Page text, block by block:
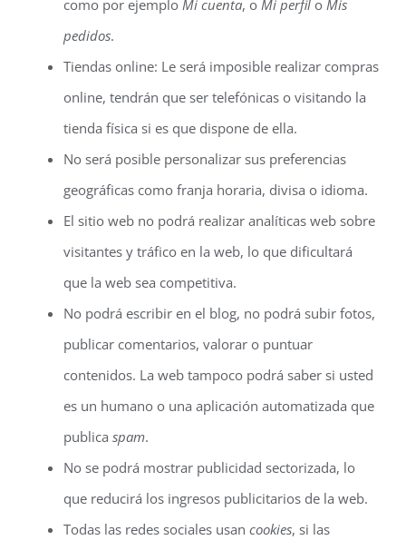
como por ejemplo Mi cuenta, o Mi perfil o Mis
pedidos.
Tiendas online: Le será imposible realizar compras
online, tendrán que ser telefónicas o visitando la
tienda física si es que dispone de ella.
No será posible personalizar sus preferencias
geográficas como franja horaria, divisa o idioma.
El sitio web no podrá realizar analíticas web sobre
visitantes y tráfico en la web, lo que dificultará
que la web sea competitiva.
No podrá escribir en el blog, no podrá subir fotos,
publicar comentarios, valorar o puntuar
contenidos. La web tampoco podrá saber si usted
es un humano o una aplicación automatizada que
publica spam.
No se podrá mostrar publicidad sectorizada, lo
que reducirá los ingresos publicitarios de la web.
Todas las redes sociales usan cookies, si las